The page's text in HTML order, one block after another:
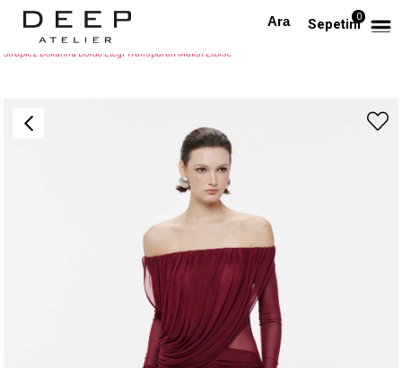
Sepetim0
Anasayfa TÜM ELBİSELER
Straplez Dökümlü Bordo Eteği Transparan Maksi Elbise